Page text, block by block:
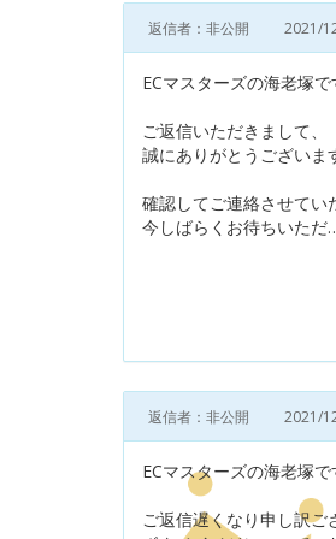
返信者：非公開 2021/
ECマスターズの海老塚で
ご返信いただきまして、
誠にありがとうございま
確認してご連絡させてい
今しばらくお待ちいた
返信者：非公開 2021/
ECマスターズの海老塚で
ご返信遅くなり申し訳ご